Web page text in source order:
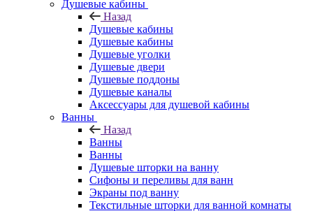
Душевые кабины
Назад
Душевые кабины
Душевые кабины
Душевые уголки
Душевые двери
Душевые поддоны
Душевые каналы
Аксессуары для душевой кабины
Ванны
Назад
Ванны
Ванны
Душевые шторки на ванну
Сифоны и переливы для ванн
Экраны под ванну
Текстильные шторки для ванной комнаты